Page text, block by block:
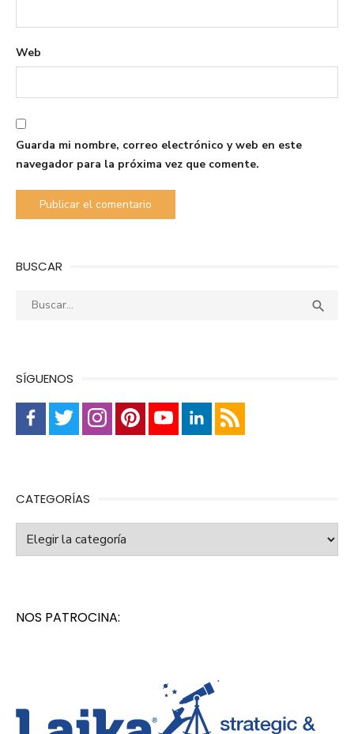
Web
Guarda mi nombre, correo electrónico y web en este
navegador para la próxima vez que comente.
BUSCAR
Buscar: 
SÍGUENOS
CATEGORÍAS
Categorías
NOS PATROCINA: